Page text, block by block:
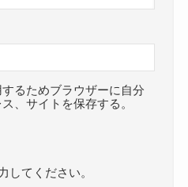
るためブラウザーに自分
、サイトを保存する。
してください。